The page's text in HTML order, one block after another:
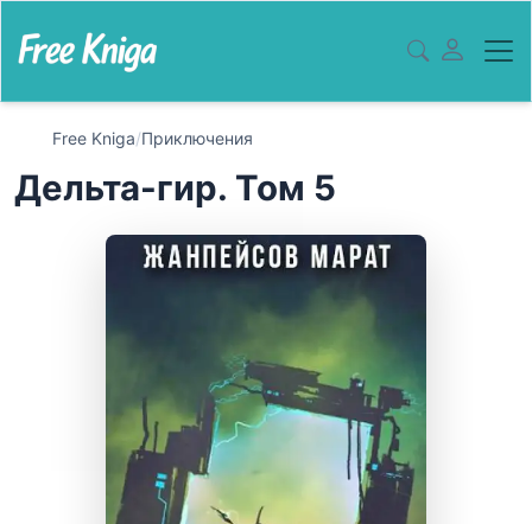
Free Kniga/Приключения
Дельта-гир. Том 5